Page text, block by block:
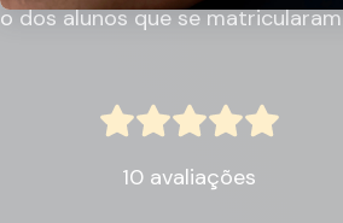
dos alunos que se matricularam
10 avaliações